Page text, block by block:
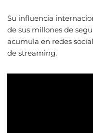
Su influencia
de sus millones de
acumula en redes
de streaming.